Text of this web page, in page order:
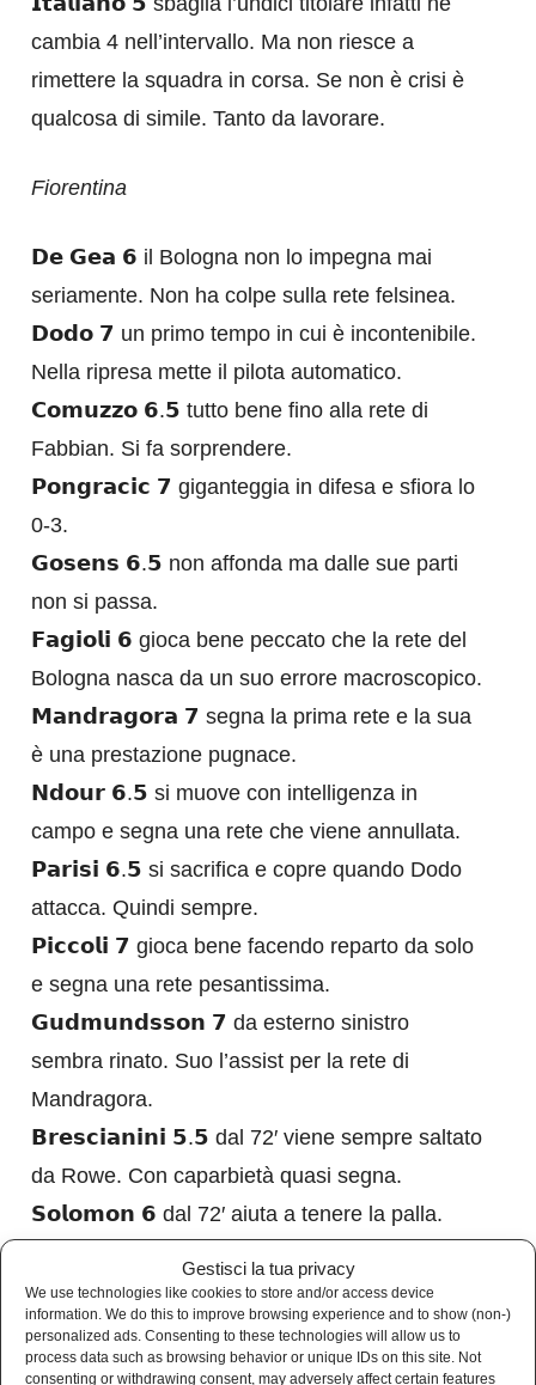
Gestisci la tua privacy
We use technologies like cookies to store and/or access device
information. We do this to improve browsing experience and to show (non-)
personalized ads. Consenting to these technologies will allow us to
process data such as browsing behavior or unique IDs on this site. Not
consenting or withdrawing consent, may adversely affect certain features
cambia 4 nell’intervallo. Ma non riesce a
rimettere la squadra in corsa. Se non è crisi è
qualcosa di simile. Tanto da lavorare.
Fiorentina
𝗗𝗲 𝗚𝗲𝗮 𝟲 il Bologna non lo impegna mai
seriamente. Non ha colpe sulla rete felsinea.
𝗗𝗼𝗱𝗼 𝟳 un primo tempo in cui è incontenibile.
Nella ripresa mette il pilota automatico.
𝗖𝗼𝗺𝘂𝘇𝘇𝗼 𝟲.𝟱 tutto bene fino alla rete di
Fabbian. Si fa sorprendere.
𝗣𝗼𝗻𝗴𝗿𝗮𝗰𝗶𝗰 𝟳 giganteggia in difesa e sfiora lo
0-3.
𝗚𝗼𝘀𝗲𝗻𝘀 𝟲.𝟱 non affonda ma dalle sue parti
non si passa.
𝗙𝗮𝗴𝗶𝗼𝗹𝗶 𝟲 gioca bene peccato che la rete del
Bologna nasca da un suo errore macroscopico.
𝗠𝗮𝗻𝗱𝗿𝗮𝗴𝗼𝗿𝗮 𝟳 segna la prima rete e la sua
è una prestazione pugnace.
𝗡𝗱𝗼𝘂𝗿 𝟲.𝟱 si muove con intelligenza in
campo e segna una rete che viene annullata.
𝗣𝗮𝗿𝗶𝘀𝗶 𝟲.𝟱 si sacrifica e copre quando Dodo
attacca. Quindi sempre.
𝗣𝗶𝗰𝗰𝗼𝗹𝗶 𝟳 gioca bene facendo reparto da solo
e segna una rete pesantissima.
𝗚𝘂𝗱𝗺𝘂𝗻𝗱𝘀𝘀𝗼𝗻 𝟳 da esterno sinistro
sembra rinato. Suo l’assist per la rete di
Mandragora.
𝗕𝗿𝗲𝘀𝗰𝗶𝗮𝗻𝗶𝗻𝗶 𝟱.𝟱 dal 72′ viene sempre saltato
da Rowe. Con caparbietà quasi segna.
𝗦𝗼𝗹𝗼𝗺𝗼𝗻 𝟲 dal 72′ aiuta a tenere la palla.
palloni.
𝗙𝗼𝗿𝘁𝗶𝗻𝗶 s.v. dall’80’.
𝗥𝗮𝗻𝗶𝗲𝗿𝗶 s.v. dal 90’+4′.